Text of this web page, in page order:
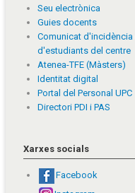
Seu electrònica
Guies docents
Comunicat
d'estudiants del centre
Atenea-TFE (Màsters)
Identitat digital
Portal del Personal UPC
Directori PDI i PAS
Xarxes socials
Facebook